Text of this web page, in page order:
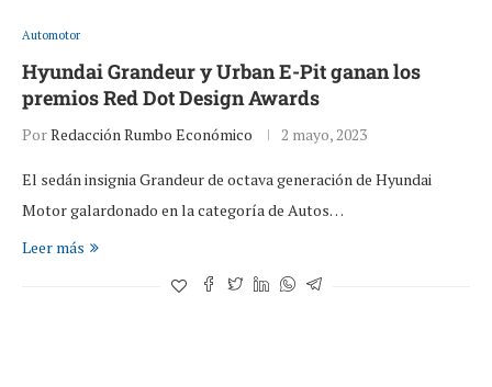
Automotor
Hyundai Grandeur y Urban E-Pit ganan los
premios Red Dot Design Awards
PorRedacción Rumbo Económico 2 mayo, 2023
El sedán insignia Grandeur de octava generación de Hyundai
Motor galardonado en la categoría de Autos…
Leer más